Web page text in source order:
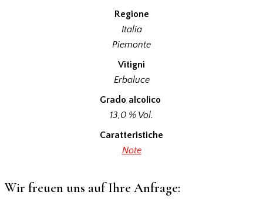
Regione
Italia
Piemonte
Vitigni
Erbaluce
Grado alcolico
13,0 % Vol.
Caratteristiche
Note
Wir freuen uns auf Ihre Anfrage: